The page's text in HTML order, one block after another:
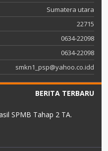
Sumatera utara
22715
0634-22098
0634-22098
smkn1_psp@yahoo.co.idd
BERITA TERBARU
SPMB Tahap 2 TA.